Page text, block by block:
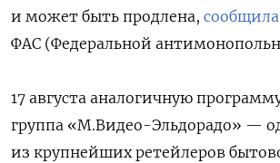
и может быть продлена, сообщила
ФАС (Федеральной
17 августа аналогичную
группа «М.Видео-Эльдорадо» —
из крупнейших ретейлеров